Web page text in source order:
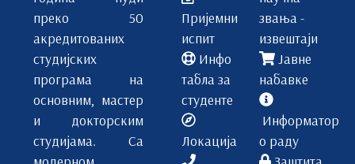
преко 50
акредитованих
студијских
програма на
основним, мастер
и докторским
студијама. Са
Пријемни
испит
Инфо
табла за
студенте
Локација
звања -
извештаји
Јавне
набавке
Информатор
о раду